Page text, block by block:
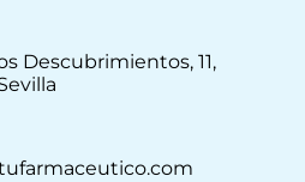
Descubrimientos, 11,